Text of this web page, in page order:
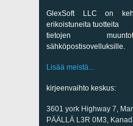
GlexSoft LLC on
erikoistuneita tuotteita
tietojen
sähköpostisovelluksille.
Lisää meistä...
kirjeenvaihto keskus:
3601 york Highway 7,
PÄÄLLÄ L3R 0M3,